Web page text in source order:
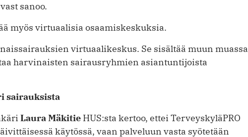
sanoo.
myös vir­tuaalisia osaamiskeskuksia.
virtuaalikeskus. Se sisältää muun muassa
harvinaisten sairausryhmien asiantuntijoista
sairauksista
Laura Mäkitie HUS:sta kertoo, ettei Terveyskylä­PRO
käytössä, vaan palveluun vasta syötetään